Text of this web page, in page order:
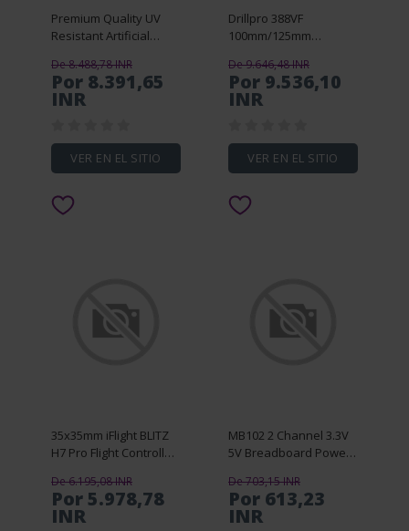
Premium Quality UV
Resistant Artificial
Fire Retardant PP+PE
Material Easy Clean
Cut to Fit Indoor
De 8.488,78 INR
Por 8.391,65
INR
VER EN EL SITIO
Drillpro 388VF
100mm/125mm
Grinder Wireless
Rechargeable Wood
Metal Cutting Polishing
De 9.646,48 INR
Por 9.536,10
INR
VER EN EL SITIO
35x35mm iFlight BLITZ
H7 Pro Flight Controller
12V BEC Output
Support Smartaudio /
IRC Tramp VTX
De 6.195,08 INR
Por 5.978,78
INR
MB102 2 Channel 3.3V
5V Breadboard Power
Breadboard Dedicated
Power Module MB-102
Solderless Bread B
De 703,15 INR
Por 613,23
INR